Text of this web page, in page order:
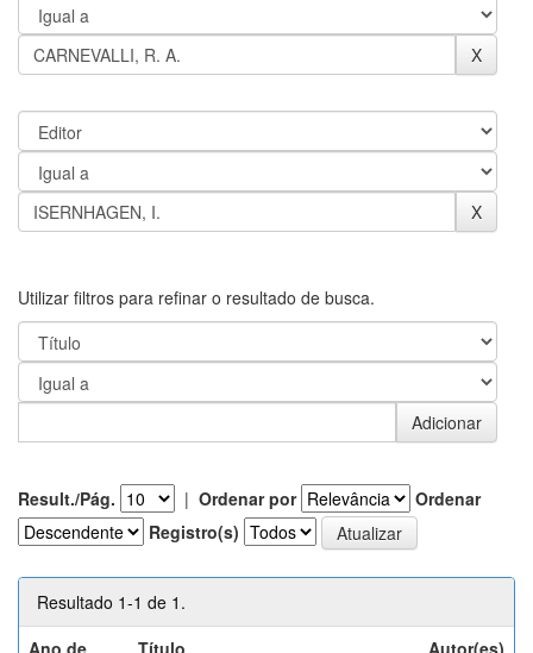
Utilizar filtros para refinar o resultado de busca.
Result./Pág. | Ordenar por
Ordenar
Registro(s)
Resultado 1-1 de 1.
Ano de
Título Autor(es)